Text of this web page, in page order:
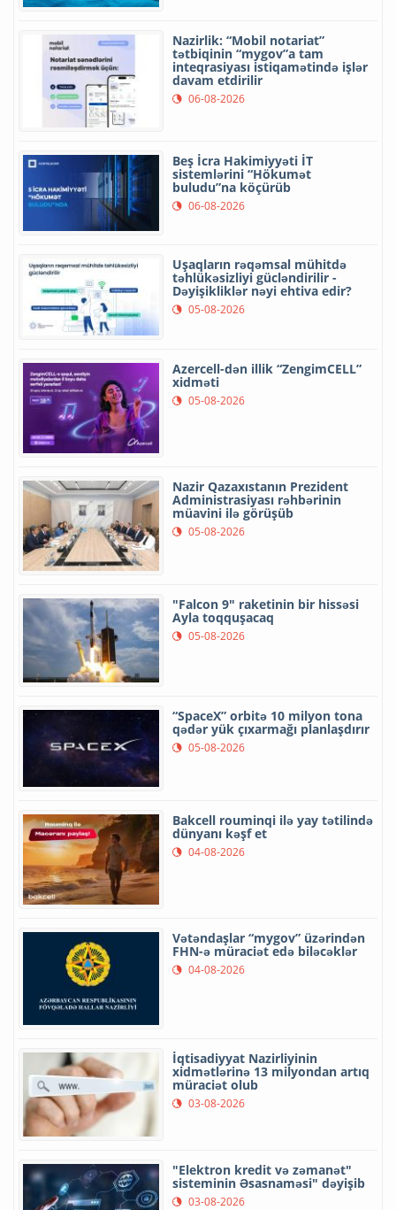
Nazirlik: “Mobil notariat”
tətbiqinin “mygov”a tam
inteqrasiyası istiqamətində işlər
davam etdirilir
06-08-2026
Beş İcra Hakimiyyəti İT
sistemlərini “Hökumət
buludu”na köçürüb
06-08-2026
Uşaqların rəqəmsal mühitdə
təhlükəsizliyi gücləndirilir -
Dəyişikliklər nəyi ehtiva edir?
05-08-2026
Azercell-dən illik “ZengimCELL”
xidməti
05-08-2026
Nazir Qazaxıstanın Prezident
Administrasiyası rəhbərinin
müavini ilə görüşüb
05-08-2026
"Falcon 9" raketinin bir hissəsi
Ayla toqquşacaq
05-08-2026
“SpaceX” orbitə 10 milyon tona
qədər yük çıxarmağı planlaşdırır
05-08-2026
Bakcell rouminqi ilə yay tətilində
dünyanı kəşf et
04-08-2026
Vətəndaşlar “mygov” üzərindən
FHN-ə müraciət edə biləcəklər
04-08-2026
İqtisadiyyat Nazirliyinin
xidmətlərinə 13 milyondan artıq
müraciət olub
03-08-2026
"Elektron kredit və zəmanət"
sisteminin Əsasnaməsi" dəyişib
03-08-2026